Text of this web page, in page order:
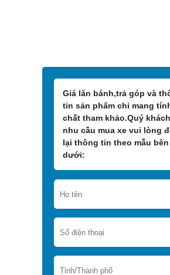
Giá lăn bánh,trả góp và
tin sản phẩm chỉ mang
chất tham khảo.Quý
nhu cầu mua xe vui lòng
lại thông tin theo mẫu bên
dưới: